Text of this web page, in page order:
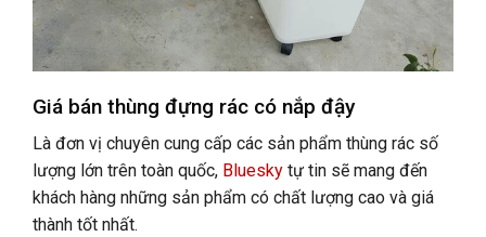
Giá bán thùng đựng rác có nắp đậy
Là đơn vị chuyên cung cấp các sản phẩm thùng rác số
lượng lớn trên toàn quốc, Bluesky tự tin sẽ mang đến
khách hàng những sản phẩm có chất lượng cao và giá
thành tốt nhất.